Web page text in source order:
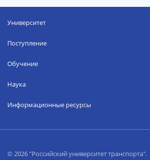
Университет
Поступление
Обучение
Наука
Информационные ресурсы
© 2026 "Российский университет транспорта".